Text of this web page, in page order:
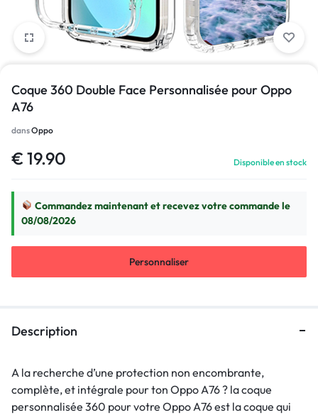
1/1
Coque 360 Double Face Personnalisée pour Oppo
A76
dansOppo
€ 19.90 Disponible en stock
Commandez maintenant et recevez votre commande le
08/08/2026
Personnaliser
Description
A la recherche d’une protection non encombrante,
complète, et intégrale pour ton Oppo A76 ? la coque
personnalisée 360 pour votre Oppo A76 est la coque qui